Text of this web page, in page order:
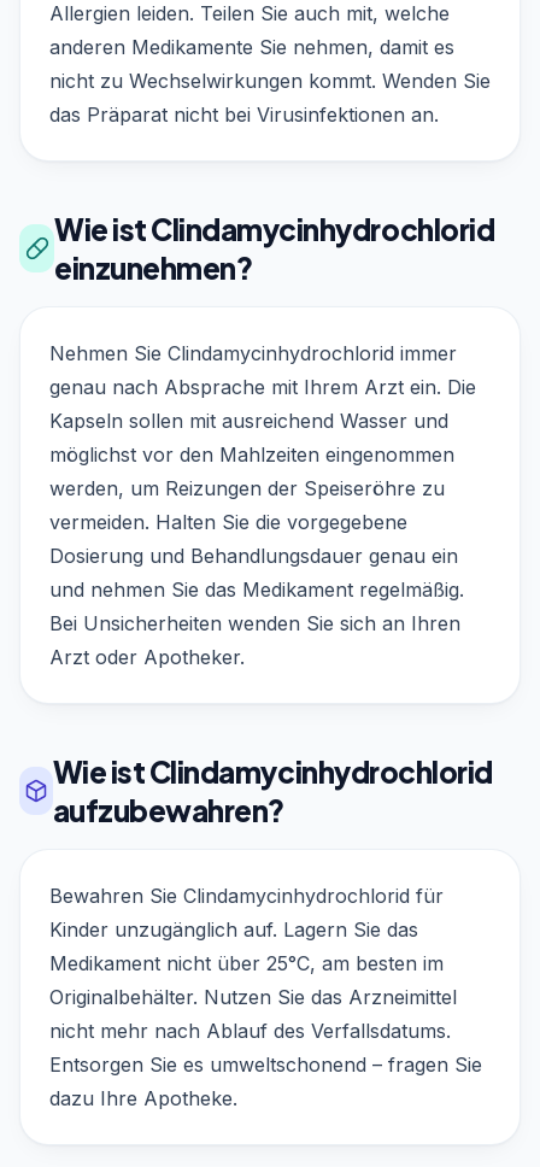
Allergien leiden. Teilen Sie auch mit, welche
anderen Medikamente Sie nehmen, damit es
nicht zu Wechselwirkungen kommt. Wenden Sie
das Präparat nicht bei Virusinfektionen an.
Wie ist Clindamycinhydrochlorid
einzunehmen?
Nehmen Sie Clindamycinhydrochlorid immer
genau nach Absprache mit Ihrem Arzt ein. Die
Kapseln sollen mit ausreichend Wasser und
möglichst vor den Mahlzeiten eingenommen
werden, um Reizungen der Speiseröhre zu
vermeiden. Halten Sie die vorgegebene
Dosierung und Behandlungsdauer genau ein
und nehmen Sie das Medikament regelmäßig.
Bei Unsicherheiten wenden Sie sich an Ihren
Arzt oder Apotheker.
Wie ist Clindamycinhydrochlorid
aufzubewahren?
Bewahren Sie Clindamycinhydrochlorid für
Kinder unzugänglich auf. Lagern Sie das
Medikament nicht über 25°C, am besten im
Originalbehälter. Nutzen Sie das Arzneimittel
nicht mehr nach Ablauf des Verfallsdatums.
Entsorgen Sie es umweltschonend – fragen Sie
dazu Ihre Apotheke.